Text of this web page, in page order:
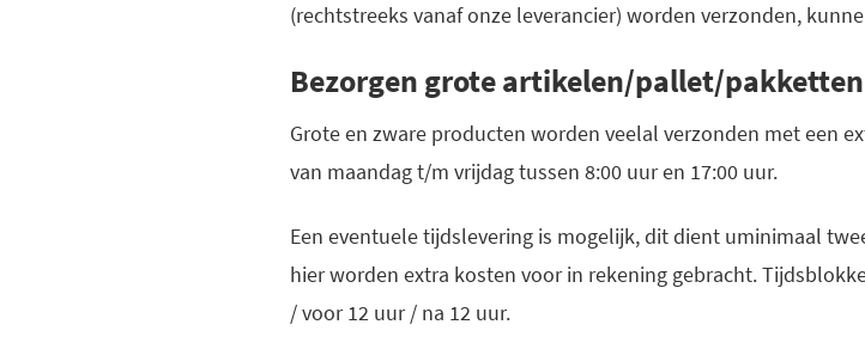
(rechtstreeks vanaf onze leverancier) worden verzonden,
Bezorgen grote artikelen/pallet/pakketten
Grote en zware producten worden veelal verzonden met een
van maandag t/m vrijdag tussen 8:00 uur en 17:00 uur.
Een eventuele tijdslevering is mogelijk, dit dient uminimaal
hier worden extra kosten voor in rekening gebracht.
/ voor 12 uur / na 12 uur.